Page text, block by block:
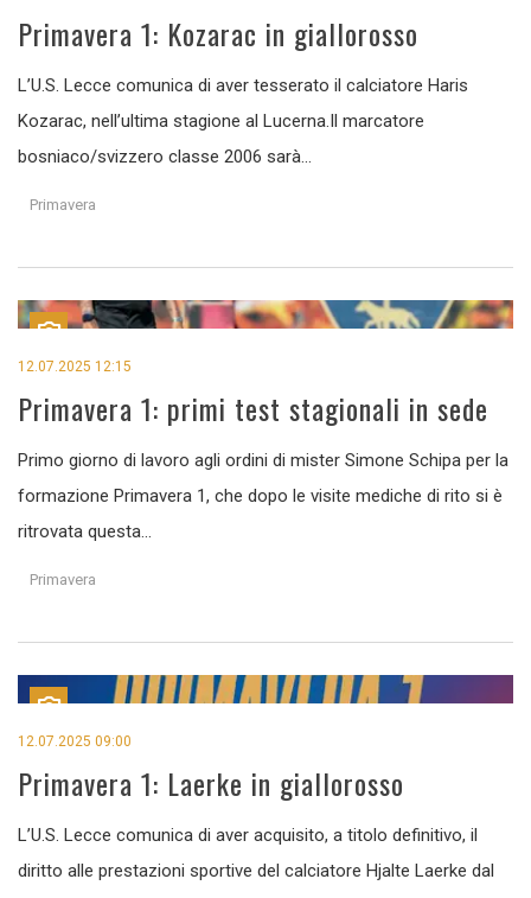
Primavera 1: Kozarac in giallorosso
L’U.S. Lecce comunica di aver tesserato il calciatore Haris
Kozarac, nell’ultima stagione al Lucerna.Il marcatore
bosniaco/svizzero classe 2006 sarà...
Primavera
12.07.2025 12:15
Primavera 1: primi test stagionali in sede
Primo giorno di lavoro agli ordini di mister Simone Schipa per la
formazione Primavera 1, che dopo le visite mediche di rito si è
ritrovata questa...
Primavera
12.07.2025 09:00
Primavera 1: Laerke in giallorosso
L’U.S. Lecce comunica di aver acquisito, a titolo definitivo, il
diritto alle prestazioni sportive del calciatore Hjalte Laerke dal